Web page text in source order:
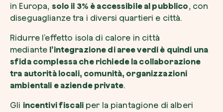
in Europa, solo il 3% è accessibile al pubblico, con
diseguaglianze tra i diversi quartieri e città.
Ridurre l’effetto isola di calore in città
mediante l’integrazione di aree verdi è quindi una
sfida complessa che richiede la collaborazione
tra autorità locali, comunità, organizzazioni
ambientali e aziende private.
Gli incentivi fiscaliper la piantagione di alberi